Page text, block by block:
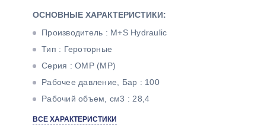
ОСНОВНЫЕ ХАРАКТЕРИСТИКИ:
Производитель : M+S Hydraulic
Тип : Героторные
Серия : OMР (MР)
Рабочее давление, Бар : 100
Рабочий объем, см3 : 28,4
Максимальный крутящий момент, Н*м : 33
ВСЕ ХАРАКТЕРИСТИКИ